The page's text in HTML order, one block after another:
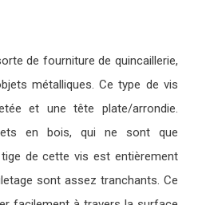
de fourniture de quincaillerie,
métalliques. Ce type de vis
et une tête plate/arrondie.
en bois, qui ne sont que
de cette vis est entièrement
sont assez tranchants. Ce